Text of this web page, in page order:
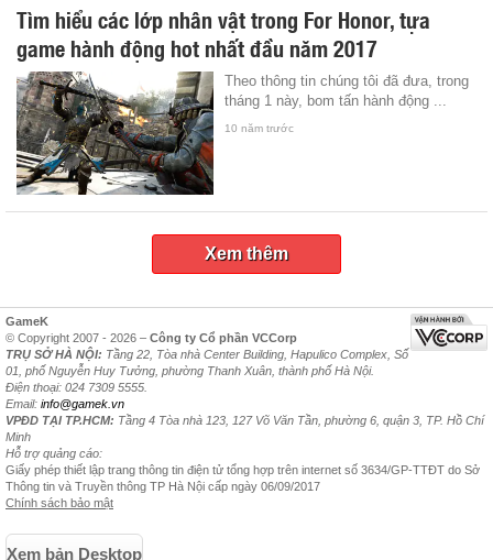
Tìm hiểu các lớp nhân vật trong For Honor, tựa
game hành động hot nhất đầu năm 2017
Theo thông tin chúng tôi đã đưa, trong
tháng 1 này, bom tấn hành động ...
10 năm trước
Xem thêm
GameK
© Copyright 2007 - 2026 – Công ty Cổ phần VCCorp
TRỤ SỞ HÀ NỘI: Tầng 22, Tòa nhà Center Building, Hapulico Complex, Số
01, phố Nguyễn Huy Tưởng, phường Thanh Xuân, thành phố Hà Nội.
Điện thoại: 024 7309 5555.
Email: info@gamek.vn
VPĐD TẠI TP.HCM: Tầng 4 Tòa nhà 123, 127 Võ Văn Tần, phường 6, quận 3, TP. Hồ Chí
Minh
Hỗ trợ quảng cáo:
Giấy phép thiết lập trang thông tin điện tử tổng hợp trên internet số 3634/GP-TTĐT do Sở
Thông tin và Truyền thông TP Hà Nội cấp ngày 06/09/2017
Chính sách bảo mật
Xem bản Desktop